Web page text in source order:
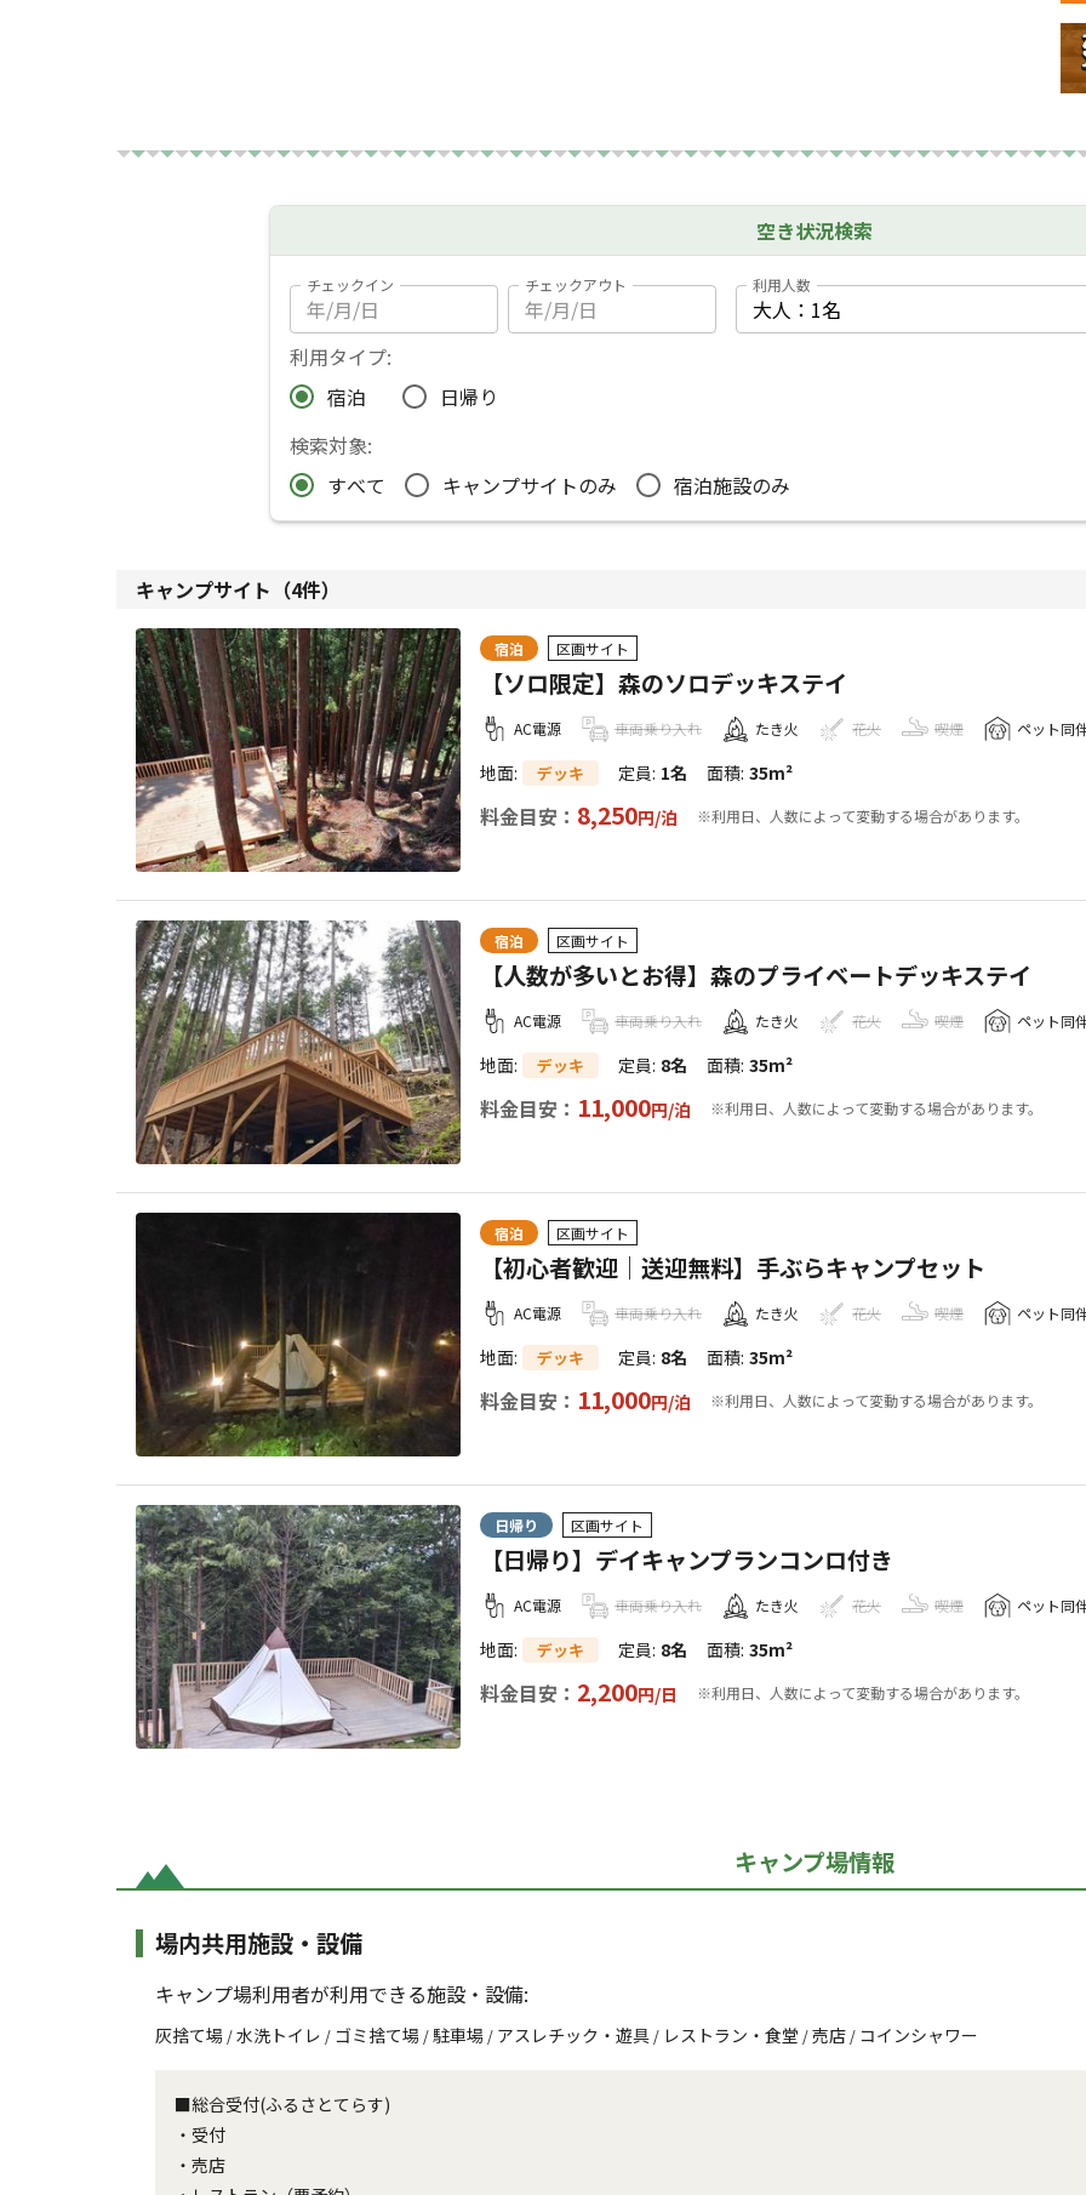
空き状況検索
チェックイン チェックアウト 利用人数
利用タイプ:
宿泊
日帰り
検索対象:
すべて
キャンプサイトのみ 宿泊施設のみ
キャンプサイト（4件）
宿泊 区画サイト
【ソロ限定】森のソロデッキステイ
AC電源 車両乗り入れ たき火 花火 喫煙 ペット同
地面: デッキ 定員: 1名 面積: 35m²
料金目安： 8,250円/泊 ※利用日、人数によって変動する場合があります。
宿泊 区画サイト
【人数が多いとお得】森のプライベートデッキステイ
AC電源 車両乗り入れ たき火 花火 喫煙 ペット同
地面: デッキ 定員: 8名 面積: 35m²
料金目安： 11,000円/泊 ※利用日、人数によって変動する場合があります。
宿泊 区画サイト
【初心者歓迎｜送迎無料】手ぶらキャンプセット
AC電源 車両乗り入れ たき火 花火 喫煙 ペット同
地面: デッキ 定員: 8名 面積: 35m²
料金目安： 11,000円/泊 ※利用日、人数によって変動する場合があります。
日帰り 区画サイト
【日帰り】デイキャンプランコンロ付き
AC電源 車両乗り入れ たき火 花火 喫煙 ペット同
地面: デッキ 定員: 8名 面積: 35m²
料金目安： 2,200円/日 ※利用日、人数によって変動する場合があります。
キャンプ場情報
場内共用施設・設備
キャンプ場利用者が利用できる施設・設備:
灰捨て場 /水洗トイレ / ゴミ捨て場 /駐車場 / アスレチック・遊具 / レストラン・食堂 /売店 / コインシャワー
■総合受付(ふるさとてらす)
・受付
・売店